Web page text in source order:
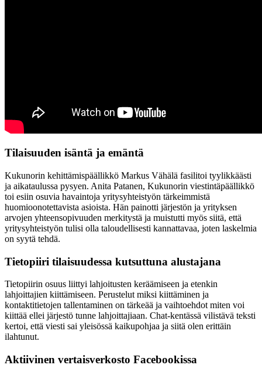
Tilaisuuden isäntä ja emäntä
Kukunorin kehittämispäällikkö Markus Vähälä fasilitoi tyylikkäästi
ja aikataulussa pysyen. Anita Patanen, Kukunorin viestintäpäällikkö
toi esiin osuvia havaintoja yritysyhteistyön tärkeimmistä
huomioonotettavista asioista. Hän painotti järjestön ja yrityksen
arvojen yhteensopivuuden merkitystä ja muistutti myös siitä, että
yritysyhteistyön tulisi olla taloudellisesti kannattavaa, joten laskelmia
on syytä tehdä.
Tietopiiri tilaisuudessa kutsuttuna alustajana
Tietopiirin osuus liittyi lahjoitusten keräämiseen ja etenkin
lahjoittajien kiittämiseen. Perustelut miksi kiittäminen ja
kontaktitietojen tallentaminen on tärkeää ja vaihtoehdot miten voi
kiittää ellei järjestö tunne lahjoittajiaan. Chat-kentässä vilistävä teksti
kertoi, että viesti sai yleisössä kaikupohjaa ja siitä olen erittäin
ilahtunut.
Aktiivinen vertaisverkosto Facebookissa